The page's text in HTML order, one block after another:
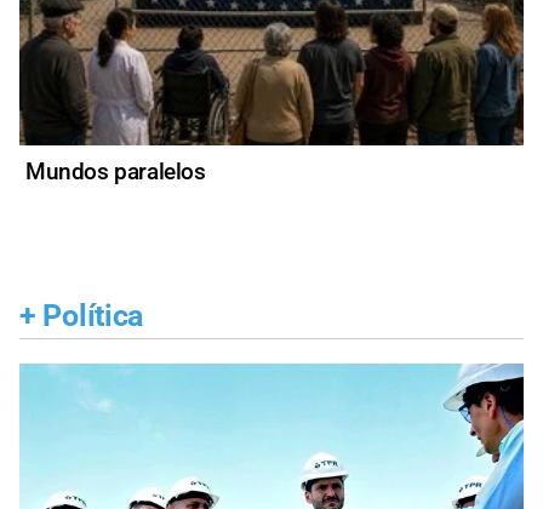
Mundos paralelos
+ Política